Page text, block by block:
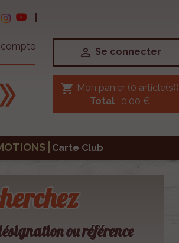
 Se connecter
shopping_cart Mon panier (0 article(s))
Total: 0,00 €
Carte Club
ou référence